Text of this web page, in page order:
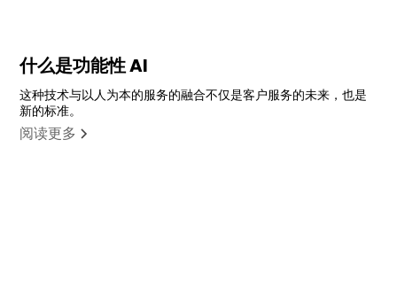
什么是功能性 AI
这种技术与以人为本的服务的融合不仅是客户服务的未来，也是
新的标准。
阅读更多